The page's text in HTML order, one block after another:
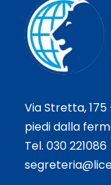
Via Stretta,
piedi dalla
Tel. 030 221086